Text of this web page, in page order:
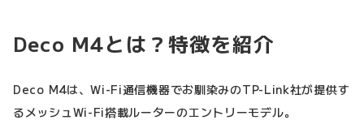
Deco M4とは？特徴を紹介
Deco M4は、Wi-Fi通信機器でお馴染みのTP-Link社が提供す
るメッシュWi-Fi搭載ルーターのエントリーモデル。